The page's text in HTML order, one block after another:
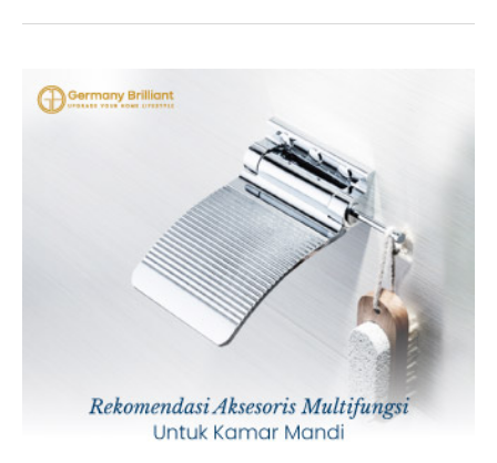
itu, floor drain yang digunakan di kamar mandi
mengalirkan air dengan opt...